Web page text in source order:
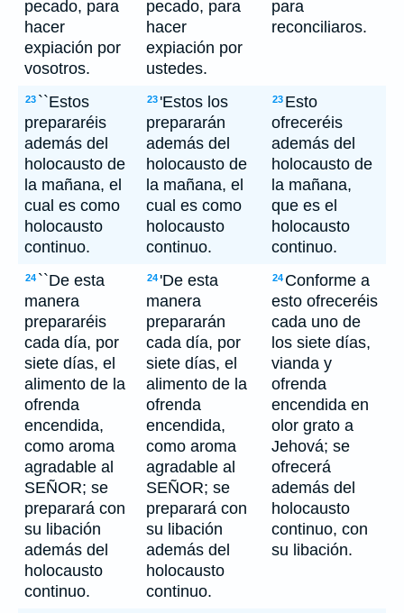
pecado, para
hacer
expiación por
vosotros.
pecado, para
hacer
expiación por
ustedes.
para
reconciliaros.
23 ``Estos
prepararéis
además del
holocausto de
la mañana, el
cual es como
holocausto
continuo.
23 'Estos los
prepararán
además del
holocausto de
la mañana, el
cual es como
holocausto
continuo.
23 Esto
ofreceréis
además del
holocausto de
la mañana,
que es el
holocausto
continuo.
24 ``De esta
manera
prepararéis
cada día, por
siete días, el
alimento de la
ofrenda
encendida,
como aroma
agradable al
SEÑOR; se
preparará con
su libación
además del
holocausto
continuo.
24 'De esta
manera
prepararán
cada día, por
siete días, el
alimento de la
ofrenda
encendida,
como aroma
agradable al
SEÑOR; se
preparará con
su libación
además del
holocausto
continuo.
24 Conforme a
esto ofreceréis
cada uno de
los siete días,
vianda y
ofrenda
encendida en
olor grato a
Jehová; se
ofrecerá
además del
holocausto
continuo, con
su libación.